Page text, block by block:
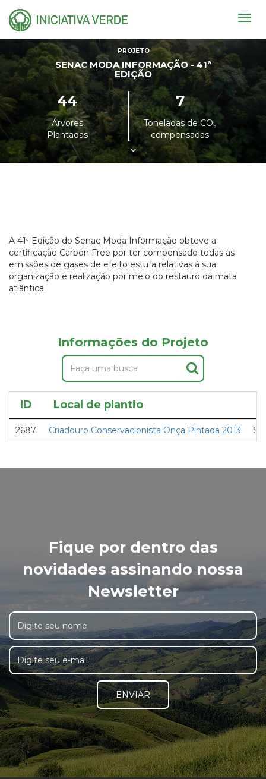
PROJETO
SENAC MODA INFORMAÇÃO - 41ª
EDIÇÃO
44
Árvores
Plantadas
7
Toneladas de CO²
compensadas
A 41ª Edição do Senac Moda Informação obteve a
certificação Carbon Free por ter compensado todas as
emissões de gases de efeito estufa relativas à sua
organização e realização por meio do restauro da mata
atlântica.
Informações do Projeto
ID Local de plantio
2687 Criadouro Conservacionista Onça Pintada 2013
Fique por dentro das
novidades assinando nossa
Newsletter
ENVIAR